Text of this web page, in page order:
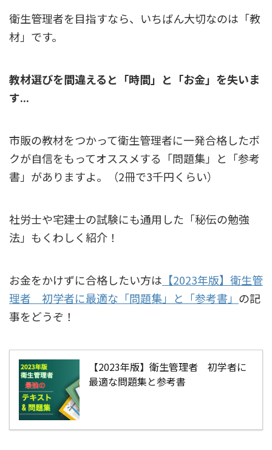
衛生管理者を目指すなら、いちばん大切なのは「教
材」です。
教材選びを間違えると「時間」と「お金」を失いま
す...
市販の教材をつかって衛生管理者に一発合格したボ
クが自信をもってオススメする「問題集」と「参考
書」がありますよ。（2冊で3千円くらい）
社労士や宅建士の試験にも通用した「秘伝の勉強
法」もくわしく紹介！
お金をかけずに合格したい方は 【2023年版】衛生管
理者 初学者に最適な「問題集」と「参考書」 の記
事をどうぞ！
【2023年版】衛生管理者 初学者に
最適な問題集と参考書